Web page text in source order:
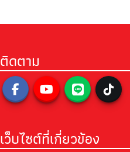
ติดตาม
เว็บไซต์ที่เกี่ยวข้อง